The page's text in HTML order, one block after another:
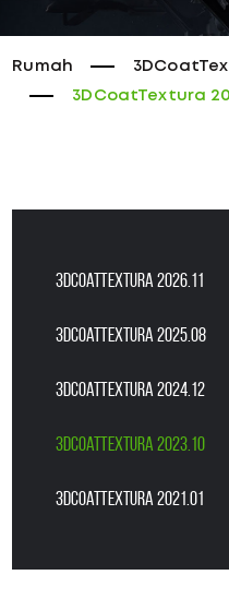
Rumah
3DCoatTextura
3DCoatTextura 2026.11
3DCoatTextura 2025.08
3DCoatTextura 2024.12
3DCoatTextura 2023.10
3DCoatTextura 2021.01